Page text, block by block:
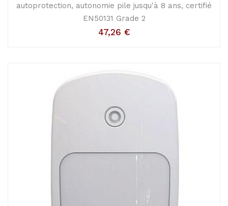
autoprotection, autonomie pile jusqu'à 8 ans, certifié
EN50131 Grade 2
47,26 €